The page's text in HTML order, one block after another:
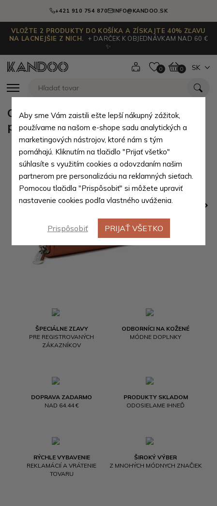
+421 910 754 870 INFO@KANDOO.SK
VLOŽTE 2 PRODUKTY DO KOŠÍKA A ZÍSKAJTE 40% ZĽAVU
NA LACNEJŠIE Z NICH.
+ DARČEK K OBJEDNÁVKAM NAD 60 €
✨
0 0 SK
ŠPECIÁLNE ZĽAVY
PRE REGISTROVANÝCH
ZÁKAZNÍKOV
ODBORNÍCI NA KOŽENÉ
MÓDNE DOPLNKY
DOPRAVA ZADARMO
NAD 64.44 €
PRODUKTY SKLADOM
ODOSIELAME IHNEĎ
RÝCHLE VYBAVENIE
REKLAMÁCIÍ A VRÁTENIE
TOVARU
ŠIROKÝ VÝBER
Z MNOHÝCH MÓDNYCH ZNAČIEK
Oranžová zipsová dlhá dámska
peňaženka Juanita
Aby sme Vám zaistili ešte lepší nákupný zážitok,
používame na našom e-shope sadu analytických a
marketingových nástrojov, ktoré nám s tým
pomáhajú. Kliknutím na tlačidlo "Prijať všetko"
súhlasíte s využitím cookies a odovzdaním našim
partnerom pre personalizáciu na reklamných sieťach.
Pomocou tlačidla "Prispôsobiť" si môžete upraviť
nastavenie cookies podľa vlastného uváženia.
Prispôsobiť PRIJAŤ VŠETKO